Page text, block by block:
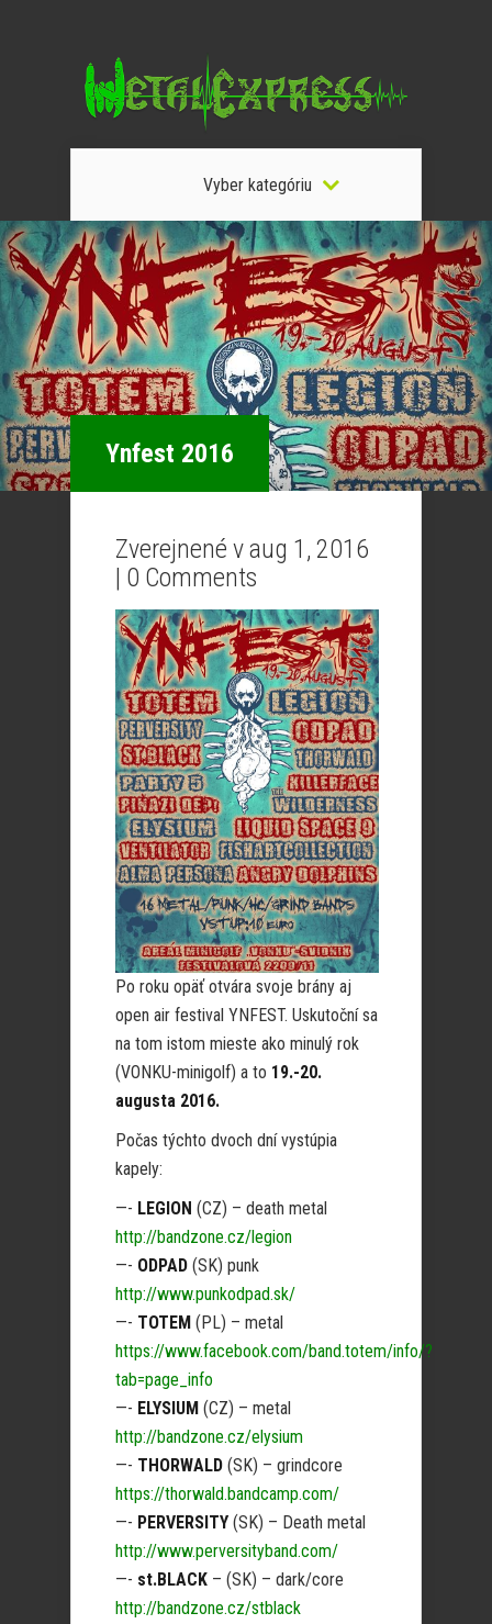
Vyber kategóriu
Ynfest 2016
Zverejnené v aug 1, 2016
| 0 Comments
Po roku opäť otvára svoje brány aj
open air festival YNFEST. Uskutoční sa
na tom istom mieste ako minulý rok
(VONKU-minigolf) a to 19.-20.
augusta 2016.
Počas týchto dvoch dní vystúpia
kapely:
—- LEGION (CZ) – death metal
http://bandzone.cz/legion
—- ODPAD (SK) punk
http://www.punkodpad.sk/
—- TOTEM (PL) – metal
https://www.facebook.com/band.totem/info/?
tab=page_info
—- ELYSIUM (CZ) – metal
http://bandzone.cz/elysium
—- THORWALD (SK) – grindcore
https://thorwald.bandcamp.com/
—- PERVERSITY (SK) – Death metal
http://www.perversityband.com/
—- st.BLACK – (SK) – dark/core
http://bandzone.cz/stblack